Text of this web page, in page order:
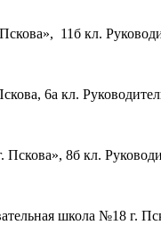
11б кл.
6а кл.
8б кл.
школа №18 г.